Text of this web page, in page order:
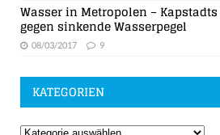
Wasser in Metropolen –
gegen sinkende Wasserpegel
08/03/2017 9
KATEGORIEN